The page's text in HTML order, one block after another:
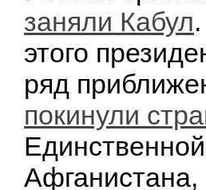
заняли Кабул
этого
ряд
покинули
Афганистана,